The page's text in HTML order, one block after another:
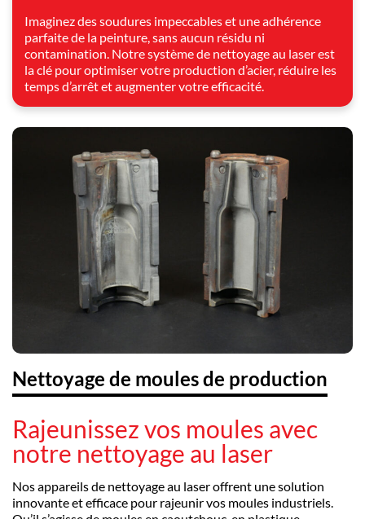
Imaginez des soudures impeccables et une adhérence
parfaite de la peinture, sans aucun résidu ni
contamination. Notre système de nettoyage au laser est
la clé pour optimiser votre production d’acier, réduire les
temps d’arrêt et augmenter votre efficacité.
Nettoyage de moules de production
Rajeunissez vos moules avec
notre nettoyage au laser
Nos appareils de nettoyage au laser offrent une solution
innovante et efficace pour rajeunir vos moules industriels.